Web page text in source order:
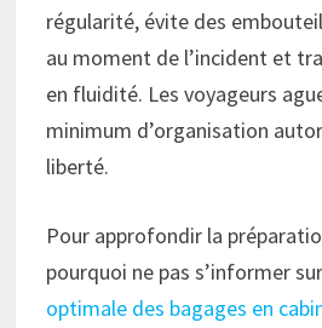
régularité, évite des
au moment de l’incident et
en fluidité. Les voyageurs
minimum d’organisation
liberté.
Pour approfondir la
pourquoi ne pas s’informer
optimale des bagages en